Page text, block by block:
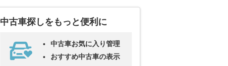
中古車探しをもっと便利に
中古車お気に入り管理
おすすめ中古車の表示